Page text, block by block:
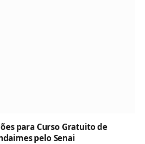
para Curso Gratuito de
pelo Senai